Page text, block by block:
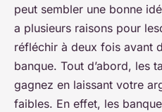
peut sembler une bonne
a plusieurs raisons pour
réfléchir à deux fois avant
banque. Tout d’abord, les
gagnez en laissant votre
faibles. En effet, les